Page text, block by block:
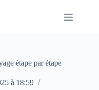
étape par étape
à 18:59